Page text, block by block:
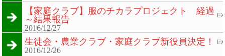
【家庭クラブ】服のチカラプロジェクト 経過
～結果報告
2016/12/27
生徒会・農業クラブ・家庭クラブ新役員決定！
2016/12/26